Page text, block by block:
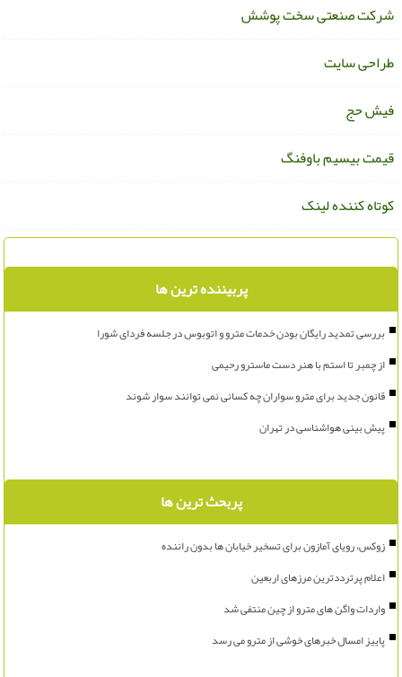
صنعتی سخت پوشش
سایت
حج
بیسیم باوفنگ
کننده لینک
پربیننده ترین ها
بررسی تمدید رایگان بودن خدمات مترو و اتوبوس در جلسه فردای شورا
از چمبر تا استم با هنر دست ماسترو رحیمی
قانون جدید برای مترو سواران چه کسانی نمی توانند سوار شوند
پیش بینی هواشناسی در تهران
پربحث ترین ها
زوکس، رویای آمازون برای تسخیر خیابان ها بدون راننده
اعلام پرترددترین مرزهای اربعین
واردات واگن های مترو از چین منتفی شد
پاییز امسال خبرهای خوشی از مترو می رسد